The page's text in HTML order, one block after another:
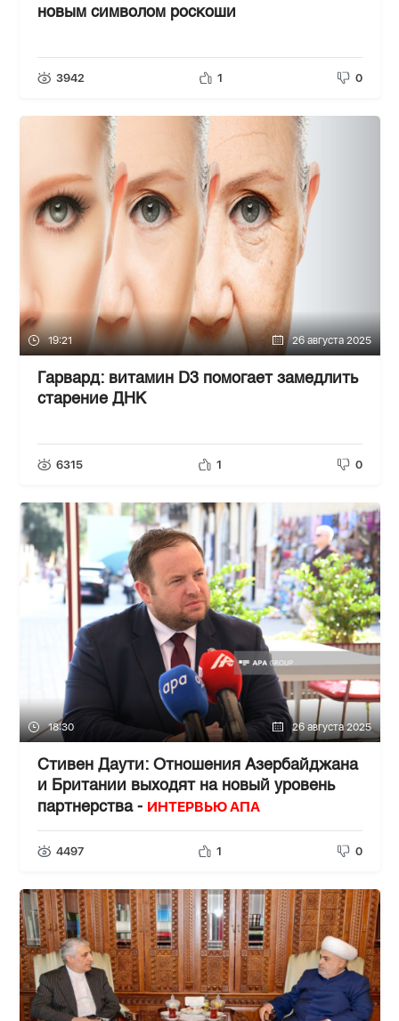
новым символом роскоши
3942 1 0
19:21 26 августа 2025
Гарвард: витамин D3 помогает замедлить
старение ДНК
6315 1 0
18:30 26 августа 2025
Стивен Даути: Отношения Азербайджана
и Британии выходят на новый уровень
партнерства - ИНТЕРВЬЮ АПА
4497 1 0